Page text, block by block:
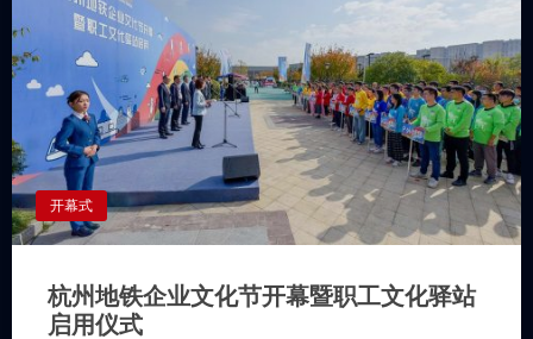
开幕式
杭州地铁企业文化节开幕暨职工文化驿站
启用仪式